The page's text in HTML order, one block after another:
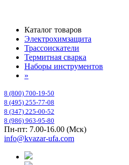
Каталог товаров
Электрохимзащита
Трассоискатели
Термитная сварка
Наборы инструментов
»
8 (800) 700-19-50
8 (495) 255-77-08
8 (347) 225-00-52
8 (986) 963-95-80
Пн-пт: 7.00-16.00 (Мск)
info@kvazar-ufa.com